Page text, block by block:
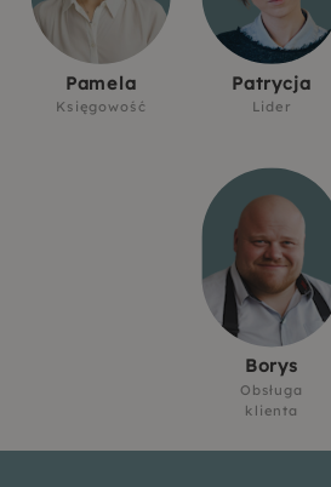
Pamela
Księgowość
Patrycja
Lider
Borys
Obsługa
klienta